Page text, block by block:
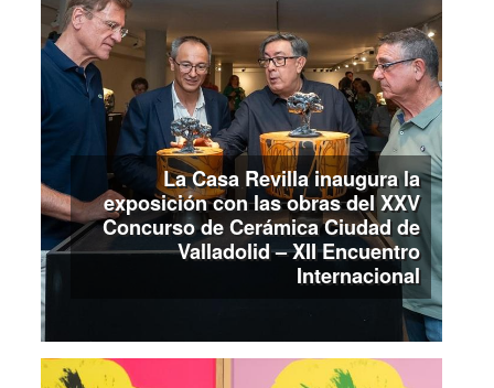
La Casa Revilla inaugura la
exposición con las obras del XXV
Concurso de Cerámica Ciudad de
Valladolid – XII Encuentro
Internacional